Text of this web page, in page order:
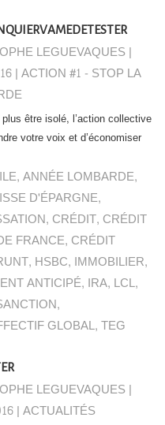
LEGUEVAQUES |
|ACTION #1 - STOP LA
être isolé, l’action collective
votre voix et d’économiser
,ANNÉE LOMBARDE,
D'ÉPARGNE,
, CRÉDIT, CRÉDIT
FRANCE, CRÉDIT
, HSBC, IMMOBILIER,
ANTICIPÉ, IRA, LCL,
,
GLOBAL,TEG
LEGUEVAQUES |
|ACTUALITÉS